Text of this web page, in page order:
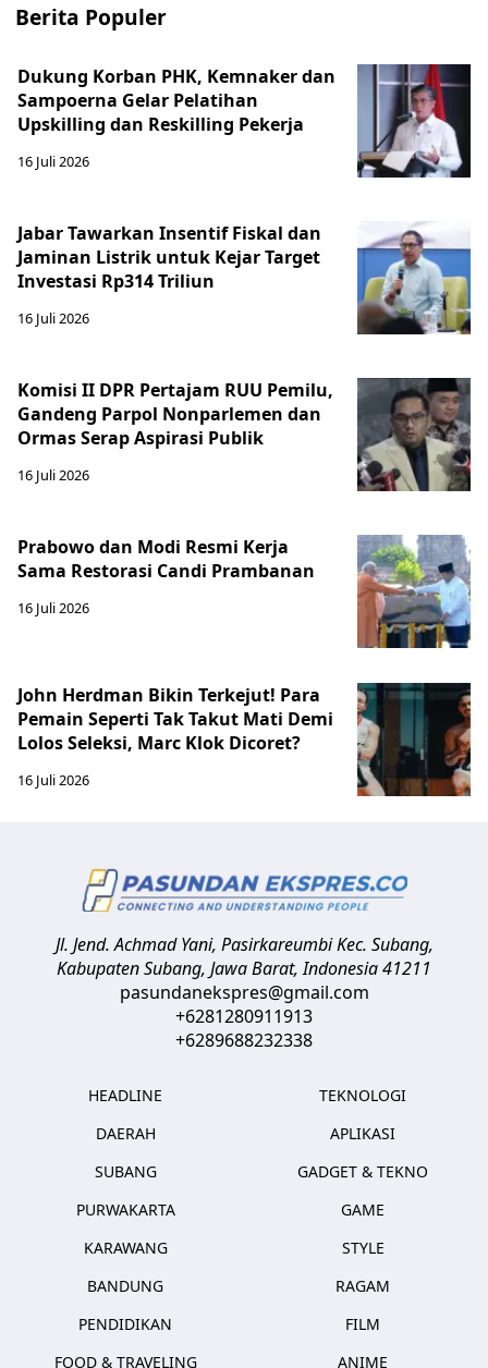
Berita Populer
Dukung Korban PHK, Kemnaker dan
Sampoerna Gelar Pelatihan
Upskilling dan Reskilling Pekerja
16 Juli 2026
Jabar Tawarkan Insentif Fiskal dan
Jaminan Listrik untuk Kejar Target
Investasi Rp314 Triliun
16 Juli 2026
Komisi II DPR Pertajam RUU Pemilu,
Gandeng Parpol Nonparlemen dan
Ormas Serap Aspirasi Publik
16 Juli 2026
Prabowo dan Modi Resmi Kerja
Sama Restorasi Candi Prambanan
16 Juli 2026
John Herdman Bikin Terkejut! Para
Pemain Seperti Tak Takut Mati Demi
Lolos Seleksi, Marc Klok Dicoret?
16 Juli 2026
Jl. Jend. Achmad Yani, Pasirkareumbi Kec. Subang,
Kabupaten Subang, Jawa Barat,Indonesia41211
pasundanekspres@gmail.com
+6281280911913
+6289688232338
HEADLINE
DAERAH
SUBANG
PURWAKARTA
KARAWANG
BANDUNG
PENDIDIKAN
FOOD & TRAVELING
TEKNOLOGI
APLIKASI
GADGET & TEKNO
GAME
STYLE
RAGAM
FILM
ANIME